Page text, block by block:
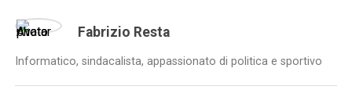
Fabrizio Resta
Informatico, sindacalista, appassionato di politica e sportivo